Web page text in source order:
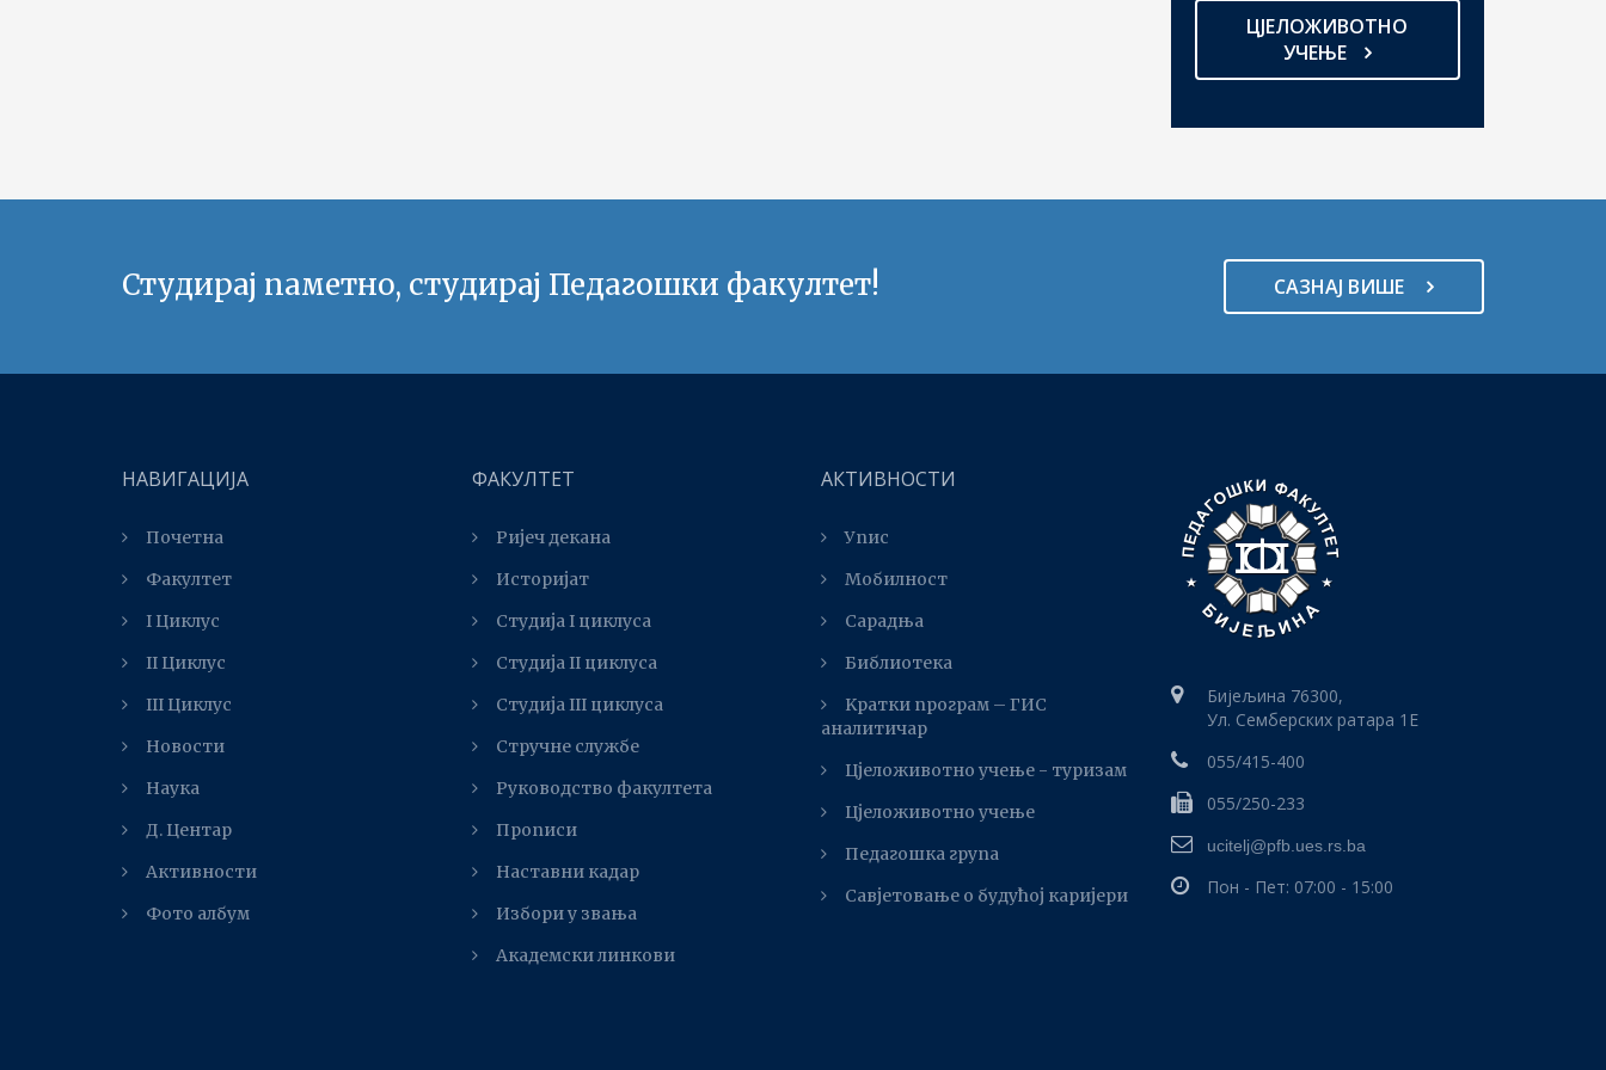
ЦЈЕЛОЖИВОТНО
УЧЕЊЕ
Студирај паметно, студирај Педагошки факултет! САЗНАЈ ВИШЕ
НАВИГАЦИЈА
Почетна
Факултет
I Циклус
II Циклус
III Циклус
Новости
Наука
Д. Центар
Активности
Фото албум
ФАКУЛТЕТ
Ријеч декана
Историјат
Студија I циклуса
Студија II циклуса
Студијa III циклуса
Стручне службе
Руководство факултета
Прописи
Наставни кадар
Избори у звања
Академски линкови
АКТИВНОСТИ
Упис
Мобилност
Сарадња
Библиотека
Kратки програм – ГИС
аналитичар
Цјеложивотно учење - туризам
Цјеложивотно учење
Педагошка група
Савјетовање о будућој каријери
Бијељина 76300,
Ул. Семберских ратара 1E
055/415-400
055/250-233
ucitelj@pfb.ues.rs.ba
Пон - Пет: 07:00 - 15:00